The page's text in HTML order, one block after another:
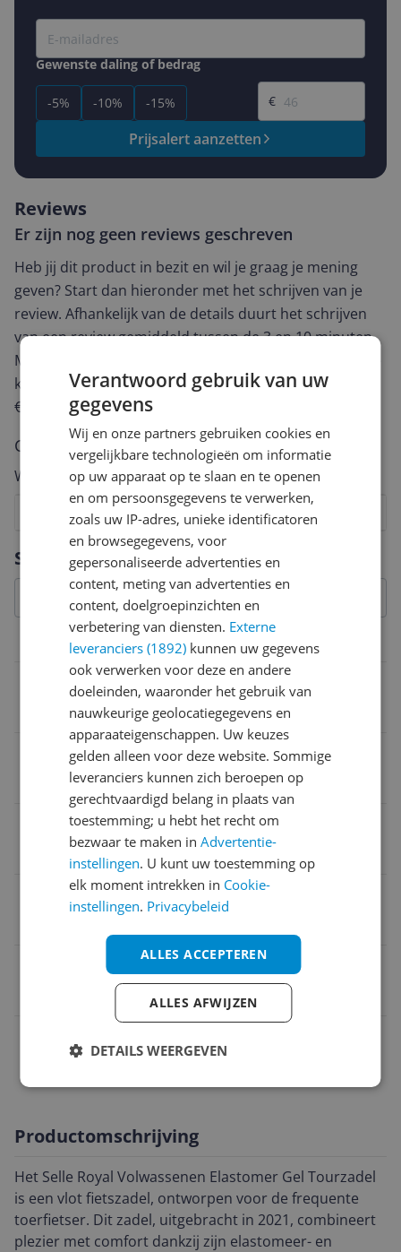
Gewenste daling of bedrag
-5% -10% -15%
Gewenste prijs
€
Prijsalert aanzetten
Specificaties
Algemeen
Geschikt voor Fietstype
Stadsfiets
Selle Royal
Geslacht
4008153856501
Productomschrijving
Het Selle Royal Volwassenen Elastomer Gel Tourzadel
is een vlot fietszadel, ontworpen voor de frequente
toerfietser. Dit zadel, uitgebracht in 2021, combineert
plezier met comfort dankzij zijn elastomeer- en
Reviews
Er zijn nog geen reviews geschreven
Heb jij dit product in bezit en wil je graag je mening
geven? Start dan hieronder met het schrijven van je
review. Afhankelijk van de details duurt het schrijven
van een review gemiddeld tussen de 3 en 10 minuten.
Met jouw mening help je andere bezoekers een betere
keuze te maken én maak je iedere maand kans op
€250,-!
Klik hier voor de actievoorwaarden.
Cijfer
Welk cijfer geef jij dit product?
7
5
Vraag 1 van 4
Verantwoord gebruik van uw
gegevens
Wij en onze partners gebruiken cookies en
vergelijkbare technologieën om informatie
op uw apparaat op te slaan en te openen
en om persoonsgegevens te verwerken,
zoals uw IP-adres, unieke identificatoren
en browsegegevens, voor
gepersonaliseerde advertenties en
content, meting van advertenties en
content, doelgroepinzichten en
verbetering van diensten. Externe
leveranciers (1892) kunnen uw gegevens
ook verwerken voor deze en andere
doeleinden, waaronder het gebruik van
nauwkeurige geolocatiegegevens en
apparaateigenschappen. Uw keuzes
gelden alleen voor deze website. Sommige
leveranciers kunnen zich beroepen op
gerechtvaardigd belang in plaats van
toestemming; u hebt het recht om
bezwaar te maken inAdvertentie-
instellingen. U kunt uw toestemming op
elk moment intrekken in Cookie-
instellingen. Privacybeleid
ALLES ACCEPTEREN
ALLES AFWIJZEN
DETAILS WEERGEVEN